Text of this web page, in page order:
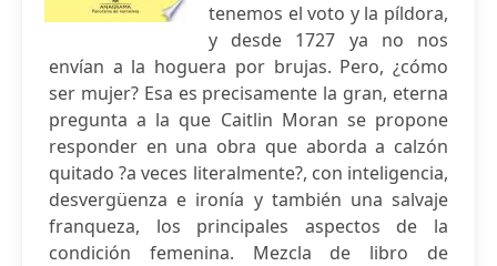
tenemos el voto y la píldora,
y desde 1727 ya no nos
envían a la hoguera por brujas. Pero, ¿cómo
ser mujer? Esa es precisamente la gran, eterna
pregunta a la que Caitlin Moran se propone
responder en una obra que aborda a calzón
quitado ?a veces literalmente?, con inteligencia,
desvergüenza e ironía y también una salvaje
franqueza, los principales aspectos de la
condición femenina. Mezcla de libro de